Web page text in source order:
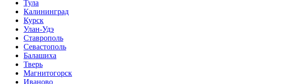
Тула
Калининград
Курск
Улан-Удэ
Ставрополь
Севастополь
Балашиха
Тверь
Магнитогорск
Иваново